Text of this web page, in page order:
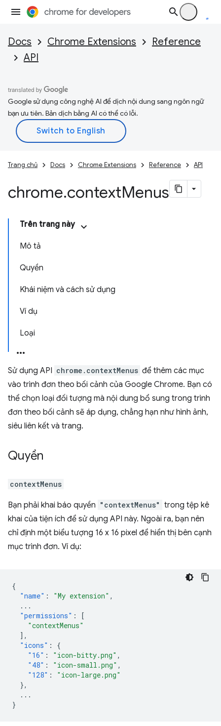
Docs Chrome Extensions
Reference
API
Google sử dụng công nghệ AI để dịch nội dung sang ngôn ngữ
bạn ưu tiên. Bản dịch bằng AI có thể có lỗi.
Trang chủ Docs Chrome Extensions Reference API
chrome.contextMenus
Trên trang này
Mô tả
Quyền
Khái niệm và cách sử dụng
Ví dụ
Loại
Sử dụng API chrome.contextMenus để thêm các mục
vào trình đơn theo bối cảnh của Google Chrome. Bạn có
thể chọn loại đối tượng mà nội dung bổ sung trong trình
đơn theo bối cảnh sẽ áp dụng, chẳng hạn như hình ảnh,
siêu liên kết và trang.
Quyền
contextMenus
Bạn phải khai báo quyền "contextMenus" trong tệp kê
khai của tiện ích để sử dụng API này. Ngoài ra, bạn nên
chỉ định một biểu tượng 16 x 16 pixel để hiển thị bên cạnh
mục trình đơn. Ví dụ:
{
"name" : "My extension" ,
...
"permissions" :
[
"contextMenus"
],
"icons" :
{
"16" : "icon-bitty.png" ,
"48" : "icon-small.png" ,
"128" :
"icon-large.png"
},
...
}